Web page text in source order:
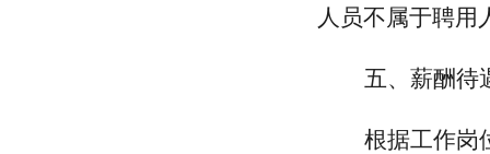
人员不属于聘用
五、薪酬待
根据工作岗